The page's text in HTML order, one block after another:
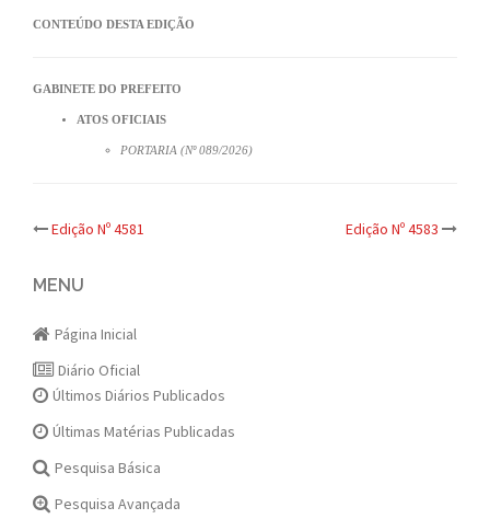
CONTEÚDO DESTA EDIÇÃO
GABINETE DO PREFEITO
ATOS OFICIAIS
PORTARIA (Nº 089/2026)
Post
navigation
Edição Nº 4581 Edição Nº 4583
MENU
Página Inicial
Diário Oficial
Últimos Diários Publicados
Últimas Matérias Publicadas
Pesquisa Básica
Pesquisa Avançada